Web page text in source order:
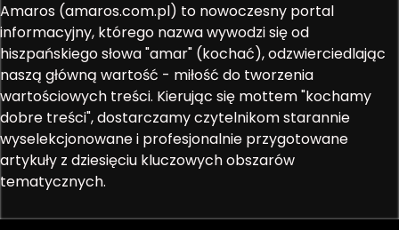
Amaros (amaros.com.pl) to nowoczesny portal
informacyjny, którego nazwa wywodzi się od
hiszpańskiego słowa "amar" (kochać), odzwierciedlając
naszą główną wartość - miłość do tworzenia
wartościowych treści. Kierując się mottem "kochamy
dobre treści", dostarczamy czytelnikom starannie
wyselekcjonowane i profesjonalnie przygotowane
artykuły z dziesięciu kluczowych obszarów
tematycznych.